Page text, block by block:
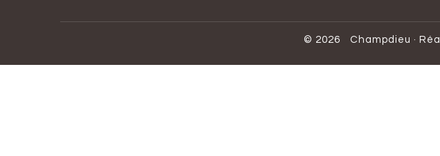
© 2026 Champdieu ·